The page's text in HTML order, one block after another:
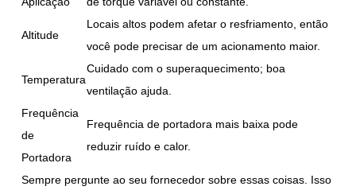
Altitude
Locais altos podem afetar o resfriamento, então
você pode precisar de um acionamento maior.
Temperatura
Cuidado com o superaquecimento; boa
ventilação ajuda.
Frequência
de
Portadora
Frequência de portadora mais baixa pode
reduzir ruído e calor.
Sempre pergunte ao seu fornecedor sobre essas coisas. Isso